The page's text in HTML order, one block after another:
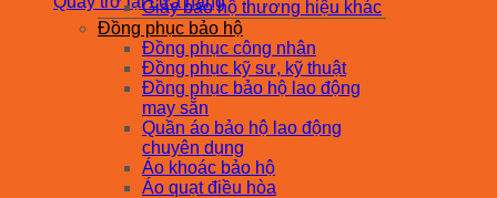
Giày bảo hộ thương hiệu khác
Đồng phục bảo hộ
Đồng phục công nhân
Đồng phục kỹ sư, kỹ thuật
Đồng phục bảo hộ lao động
may sẵn
Quần áo bảo hộ lao động
chuyên dụng
Áo khoác bảo hộ
Áo quạt điều hòa